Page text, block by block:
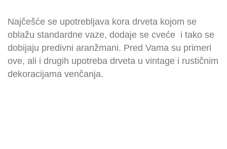
Najčešće se upotrebljava kora drveta kojom se
oblažu standardne vaze, dodaje se cveće i tako se
dobijaju predivni aranžmani. Pred Vama su primeri
ove, ali i drugih upotreba drveta u vintage i rustičnim
dekoracijama venčanja.